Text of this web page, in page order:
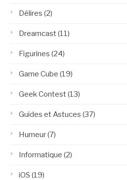
Délires (2)
Dreamcast(11)
Figurines (24)
Game Cube (19)
Geek Contest(13)
Guides et Astuces (37)
Humeur(7)
Informatique (2)
iOS (19)